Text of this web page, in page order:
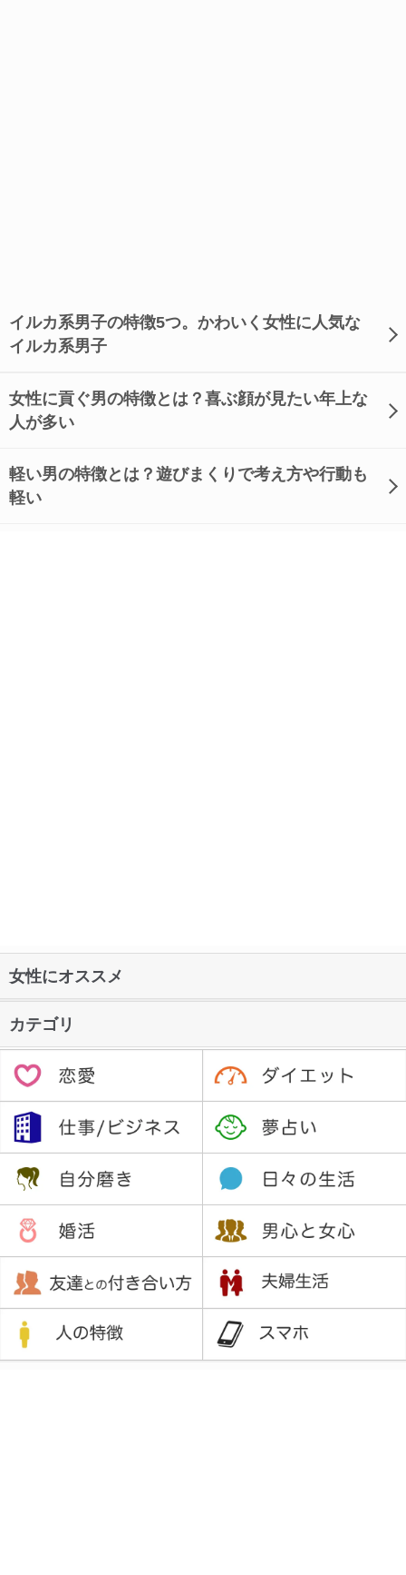
イルカ系男子の特徴5つ。かわいく女性に人気な
イルカ系男子
女性に貢ぐ男の特徴とは？喜ぶ顔が見たい年上な
人が多い
軽い男の特徴とは？遊びまくりで考え方や行動も
軽い
女性にオススメ
カテゴリ